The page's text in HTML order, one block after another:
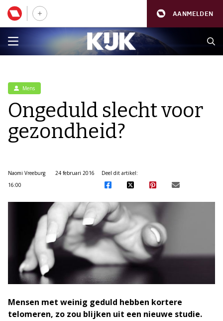
AANMELDEN
Mens
Ongeduld slecht voor
gezondheid?
Naomi Vreeburg
24 februari 2016
16:00
Deel dit artikel:
Mensen met weinig geduld hebben kortere
telomeren, zo zou blijken uit een nieuwe studie.